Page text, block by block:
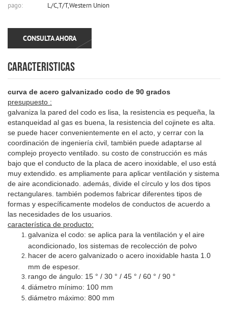
pago:
L/C,T/T,Western Union
CONSULTA AHORA
CARACTERISTICAS
curva de acero galvanizado codo de 90 grados
presupuesto :
galvaniza la pared del codo es lisa, la resistencia es pequeña, la
estanqueidad al gas es buena, la resistencia del cojinete es alta.
se puede hacer convenientemente en el acto, y cerrar con la
coordinación de ingeniería civil, también puede adaptarse al
complejo proyecto ventilado. su costo de construcción es más
bajo que el conducto de la placa de acero inoxidable, el uso está
muy extendido. es ampliamente para aplicar ventilación y sistema
de aire acondicionado. además, divide el círculo y los dos tipos
rectangulares. también podemos fabricar diferentes tipos de
formas y específicamente modelos de conductos de acuerdo a
las necesidades de los usuarios.
característica de producto:
galvaniza el codo: se aplica para la ventilación y el aire
acondicionado, los sistemas de recolección de polvo
hacer de acero galvanizado o acero inoxidable hasta 1.0
mm de espesor.
rango de ángulo: 15 ° / 30 ° / 45 ° / 60 ° / 90 °
diámetro mínimo: 100 mm
diámetro máximo: 800 mm